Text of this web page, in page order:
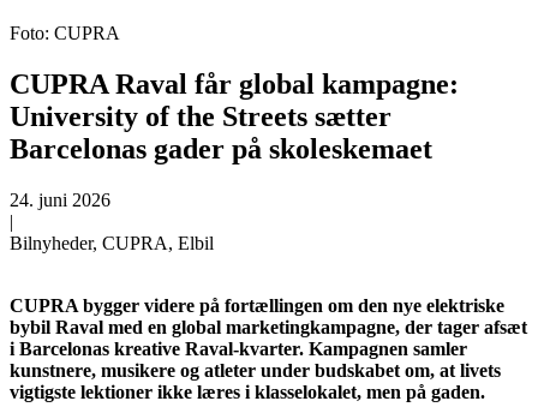
Foto: CUPRA
CUPRA Raval får global kampagne:
University of the Streets sætter
Barcelonas gader på skoleskemaet
24. juni 2026
|
Bilnyheder, CUPRA, Elbil
CUPRA bygger videre på fortællingen om den nye elektriske
bybil Raval med en global marketingkampagne, der tager afsæt
i Barcelonas kreative Raval-kvarter. Kampagnen samler
kunstnere, musikere og atleter under budskabet om, at livets
vigtigste lektioner ikke læres i klasselokalet, men på gaden.